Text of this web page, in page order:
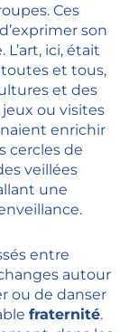
Ces
son
ici, était
et tous,
et des
jeux ou visites
enrichir
cercles de
veillées
une
entre
autour
ou de danser
fraternité.